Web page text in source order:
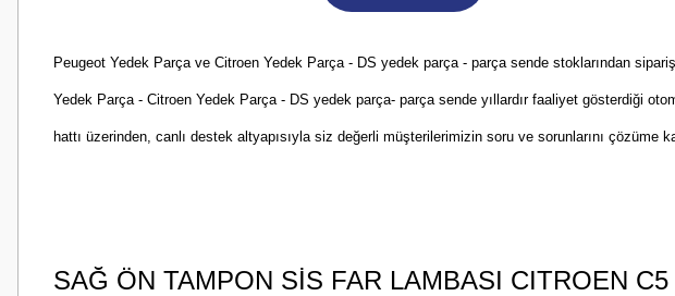
Peugeot Yedek Parça ve Citroen Yedek Parça - DS yedek parça - parça sende stoklarından
Yedek Parça - Citroen Yedek Parça - DS yedek parça- parça sende yıllardır faaliyet gösterdiği
hattı üzerinden, canlı destek altyapısıyla siz değerli müşterilerimizin soru ve sorunlarını
SAĞ ÖN TAMPON SİS FAR LAMBASI CITROEN C5